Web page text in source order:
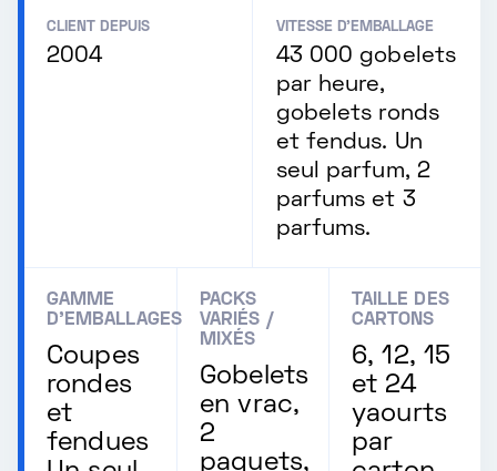
CLIENT DEPUIS
2004
VITESSE D'EMBALLAGE
43 000 gobelets
par heure,
gobelets ronds
et fendus. Un
seul parfum, 2
parfums et 3
parfums.
GAMME
D'EMBALLAGES
Coupes
rondes
et
fendues
PACKS
VARIÉS /
MIXÉS
Gobelets
en vrac,
2
paquets,
TAILLE DES
CARTONS
6, 12, 15
et 24
yaourts
par